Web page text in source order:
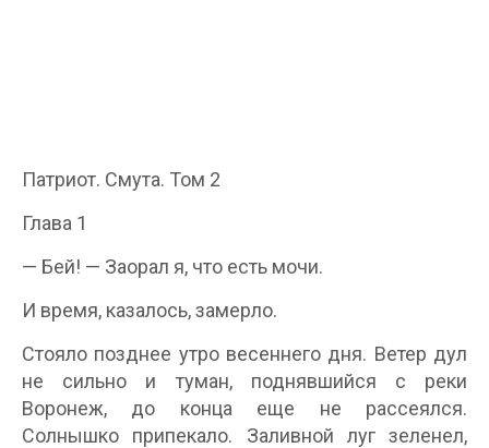
Патриот. Смута. Том 2
Глава 1
— Бей! — Заорал я, что есть мочи.
И время, казалось, замерло.
Стояло позднее утро весеннего дня. Ветер дул
не сильно и туман, поднявшийся с реки
Воронеж, до конца еще не рассеялся.
Солнышко припекало. Заливной луг зеленел,